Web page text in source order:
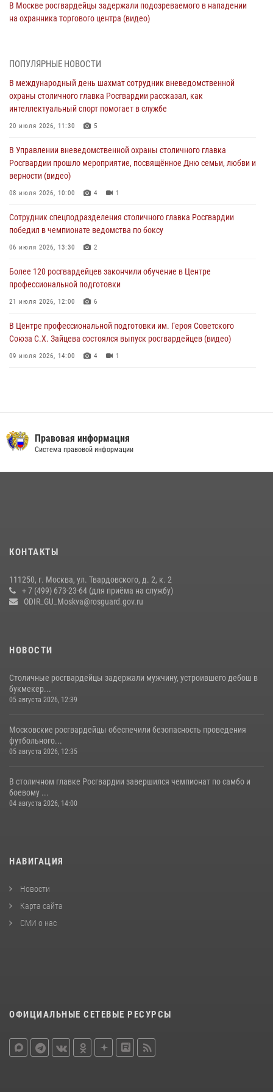
В Москве росгвардейцы задержали подозреваемого в нападении
на охранника торгового центра (видео)
В Главном управлении Росгвардии по городу Москве подвели итоги
03 августа 2026, 13:00
На востоке Москвы сотрудники Росгвардии задержали мужчину,
находящегося в федеральном розыске (видео)
Росгвардия обеспечила правопорядок во время празднования Дня
воздушно-десантных войск в Москве (видео)
03 августа 2026, 08:00
Московские росгвардейцы пришли на помощь семье, у которой
сломался автомобиль на проезжей части (Видео)
02 августа 2026, 11:54
ПОПУЛЯРНЫЕ НОВОСТИ
В международный день шахмат сотрудник вневедомственной
охраны столичного главка Росгвардии рассказал, как
интеллектуальный спорт помогает в службе
20 июля 2026, 11:30 5
В Управлении вневедомственной охраны столичного главка
Росгвардии прошло мероприятие, посвящённое Дню семьи, любви и
верности (видео)
08 июля 2026, 10:00 4 1
Сотрудник спецподразделения столичного главка Росгвардии
победил в чемпионате ведомства по боксу
06 июля 2026, 13:30 2
Более 120 росгвардейцев закончили обучение в Центре
профессиональной подготовки
21 июля 2026, 12:00 6
В Центре профессиональной подготовки им. Героя Советского
Союза С.Х. Зайцева состоялся выпуск росгвардейцев (видео)
09 июля 2026, 14:00 4 1
Пазл счастливой жизни: история любви и службы сотрудников
вневедомственной охраны Росгвардии
Москве (видео)
В спецподразделении столичного главка Росгвардии завершился
Правовая информация
Система правовой информации
КОНТАКТЫ
111250, г. Москва, ул. Твардовского, д. 2, к. 2
+ 7 (499) 673-23-64 (для приёма на службу)
ODIR_GU_Moskva@rosguard.gov.ru
НОВОСТИ
Столичные росгвардейцы задержали мужчину, устроившего дебош в
букмекер...
05 августа 2026, 12:39
Московские росгвардейцы обеспечили безопасность проведения
футбольного...
05 августа 2026, 12:35
В столичном главке Росгвардии завершился чемпионат по самбо и
боевому ...
04 августа 2026, 14:00
НАВИГАЦИЯ
Новости
Карта сайта
СМИ о нас
ОФИЦИАЛЬНЫЕ СЕТЕВЫЕ РЕСУРСЫ